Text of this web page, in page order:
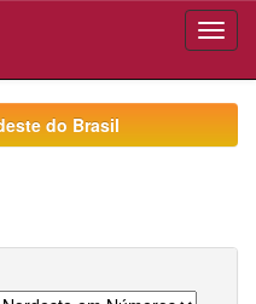
do Brasil